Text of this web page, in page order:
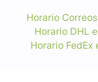
Horario
Horario DHL
Horario FedEx